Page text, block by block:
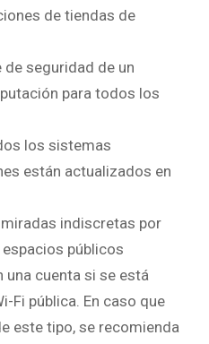
de tiendas de
seguridad de un
para todos los
los sistemas
están actualizados en
indiscretas por
públicos
una cuenta si se está
Fi pública. En caso que
este tipo, se recomienda